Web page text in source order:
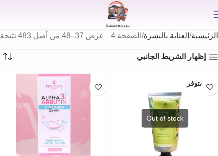
الرئيسية العناية بالبشرة الصفحة 4 عرض 37–48 من أصل 483 نتيجة
إظهار الشريط الجانبي
غير متوفر